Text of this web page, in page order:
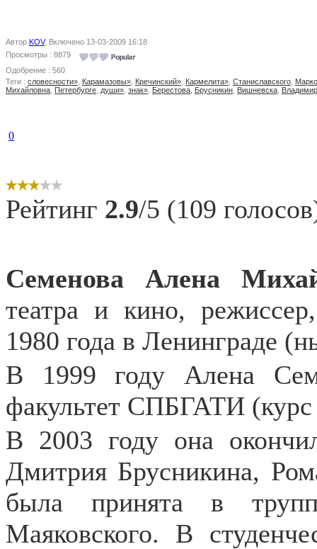
Автор KOV, Включено 13-03-2009 16:18
Просмотры : 8879
Одобрение : 560
Теги : словесности» Карамазовы» Кречинский» Кармелита» Станиславского
Михайловна Петербурге души» знак» Берестова Брусникин Вишневска
0
Рейтинг 2.9/5 (109
Семенова Алена
театра и кино,
1980 года в Ленинграде
В 1999 году Алена
факультет СПБГАТИ
В 2003 году она
Дмитрия Брусникина,
была принята в
Маяковского. В